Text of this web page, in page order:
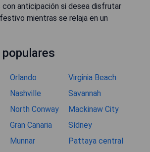
con anticipación si desea disfrutar
mientras se relaja en un
Orlando
Virginia Beach
Nashville
Savannah
North Conway
Mackinaw City
Gran Canaria
Sídney
Munnar Pattaya central